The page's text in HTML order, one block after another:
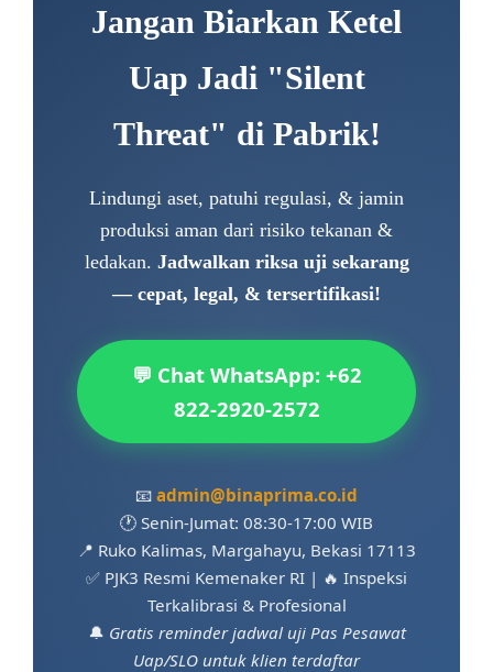
Jangan Biarkan Ketel
Uap Jadi "Silent
Threat" di Pabrik!
Lindungi aset, patuhi regulasi, & jamin
produksi aman dari risiko tekanan &
ledakan. Jadwalkan riksa uji sekarang
— cepat, legal, & tersertifikasi!
💬 Chat WhatsApp: +62
822-2920-2572
📧 admin@binaprima.co.id
🕐 Senin-Jumat: 08:30-17:00 WIB
📍 Ruko Kalimas, Margahayu, Bekasi 17113
✅ PJK3 Resmi Kemenaker RI | 🔥 Inspeksi
Terkalibrasi & Profesional
🔔 Gratis reminder jadwal uji Pas Pesawat
Uap/SLO untuk klien terdaftar